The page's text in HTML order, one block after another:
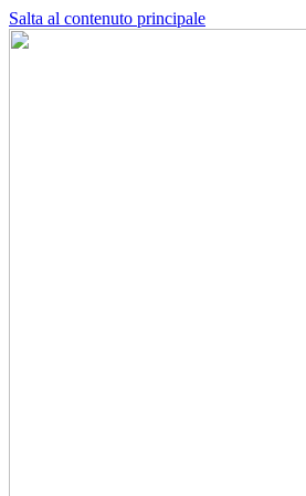
Salta al contenuto principale